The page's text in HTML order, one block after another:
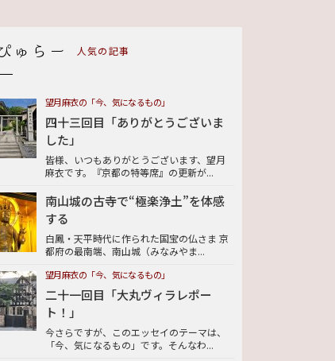
人気の記事
望月麻衣の「今、気になるもの」
四十三回目「ありがとうございま
した」
皆様、いつもありがとうございます、望月
麻衣です。『京都の特等席』の更新が...
南山城の古寺で“極楽浄土”を体感
する
白鳳・天平時代に作られた国宝の仏さま 京
都府の最南端、南山城（みなみやま...
望月麻衣の「今、気になるもの」
二十一回目「大丸ヴィラレポー
ト！」
今さらですが、このエッセイのテーマは、
「今、気になるもの」です。そんなわ...